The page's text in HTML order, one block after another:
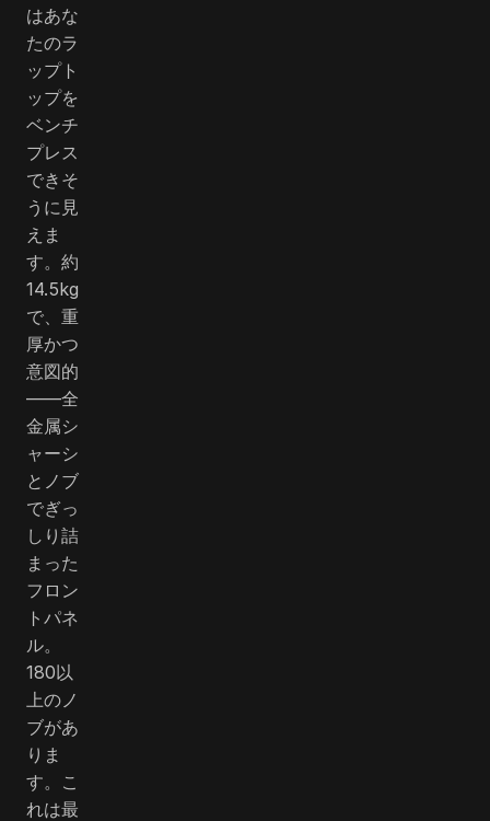
はあな
たのラ
ップト
ップを
ベンチ
プレス
できそ
うに見
えま
す。約
14.5kg
で、重
厚かつ
意図的
――全
金属シ
ャーシ
とノブ
でぎっ
しり詰
まった
フロン
トパネ
ル。
180以
上のノ
ブがあ
りま
す。こ
れは最